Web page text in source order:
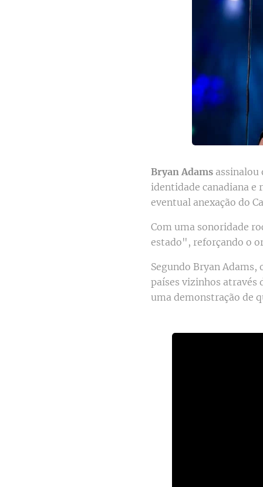
Bryan Adams assinalou
identidade canadiana e
eventual anexação do
Com uma sonoridade
estado", reforçando o
Segundo Bryan
países vizinhos através
uma demonstração de